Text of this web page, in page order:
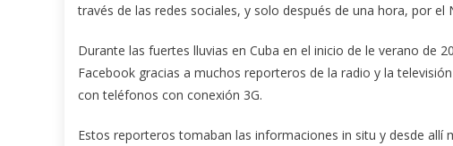
través de las redes sociales, y solo después de una hora, por el
Durante las fuertes lluvias en Cuba en el inicio de le verano de
Facebook gracias a muchos reporteros de la radio y la
con teléfonos con conexión 3G.
Estos reporteros tomaban las informaciones in situ y desde